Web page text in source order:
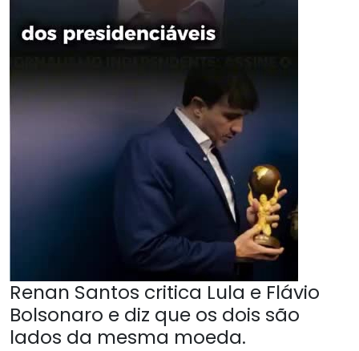
Renan Santos critica Lula e Flávio
Bolsonaro e diz que os dois são
lados da mesma moeda.